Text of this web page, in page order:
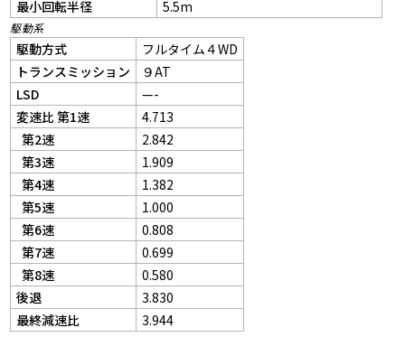
最小回転半径 5.5m
駆動系
駆動方式
フルタイム４WD
トランスミッション
９AT
LSD
—-
変速比 第1速
4.713
第2速
2.842
第3速
1.909
第4速
1.382
第5速
1.000
第6速
0.808
第7速
0.699
第8速
0.580
後退
3.830
最終減速比
3.944